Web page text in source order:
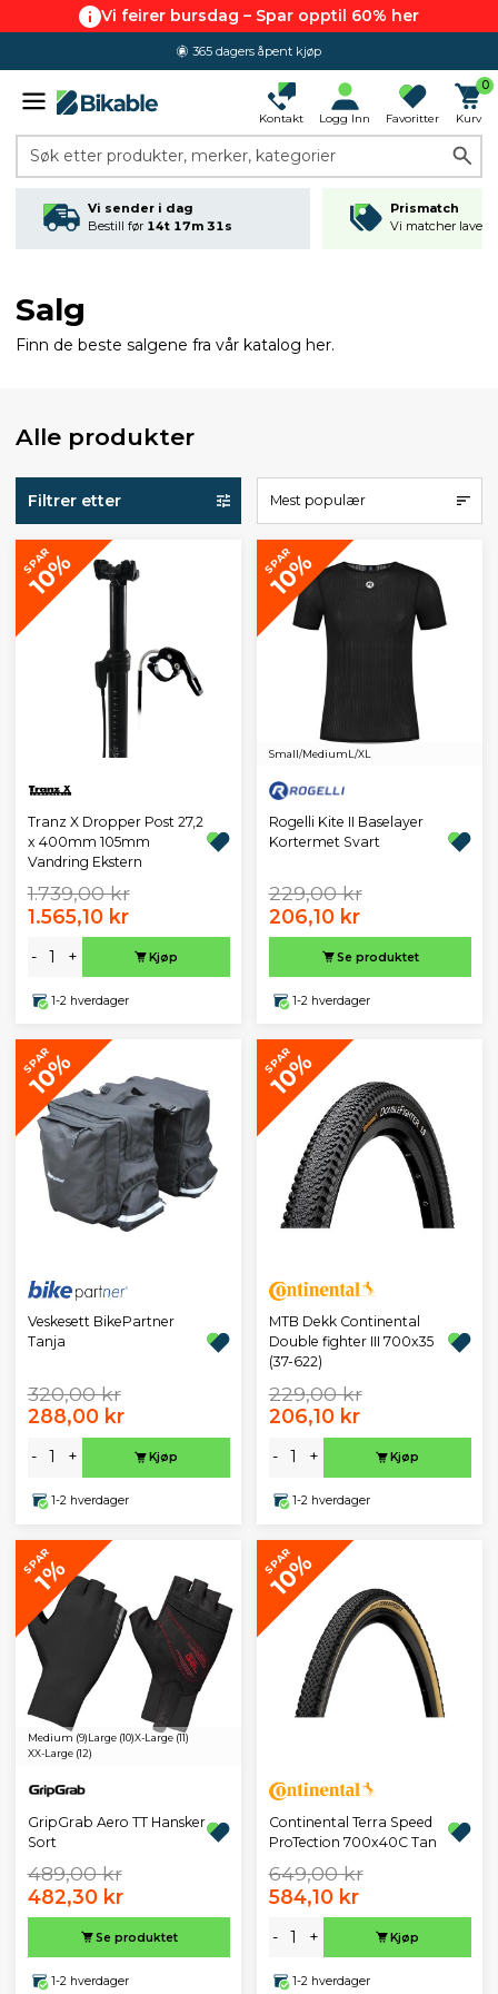
Vi feirer bursdag – Spar opptil 60% her
365 dagers åpent kjøp
Kontakt Logg Inn Favoritter
0
Kurv
Søk etter produkter, merker, kategorier
Vi sender i dag
Bestill før 14t 17m 31s
Prismatch
Vi matcher
Salg
Finn de beste salgene fra vår katalog her.
Alle produkter
Filtrer etter Mest populær
SPAR
10%
Tranz X Dropper Post 27,2
x 400mm 105mm
Vandring Ekstern
1.739,00 kr
1.565,10 kr
- + Kjøp
1-2 hverdager
SPAR
10%
Small/MediumL/XL
Rogelli Kite II Baselayer
Kortermet Svart
229,00 kr
206,10 kr
Se produktet
1-2 hverdager
SPAR
10%
Veskesett BikePartner
Tanja
320,00 kr
288,00 kr
- + Kjøp
1-2 hverdager
SPAR
10%
MTB Dekk Continental
Double fighter III 700x35
(37-622)
229,00 kr
206,10 kr
- + Kjøp
1-2 hverdager
SPAR
1%
Medium (9) Large (10)X-Large (11)
XX-Large (12)
GripGrab Aero TT Hansker
Sort
489,00 kr
482,30 kr
Se produktet
1-2 hverdager
SPAR
10%
Continental Terra Speed
ProTection 700x40C Tan
649,00 kr
584,10 kr
- + Kjøp
1-2 hverdager